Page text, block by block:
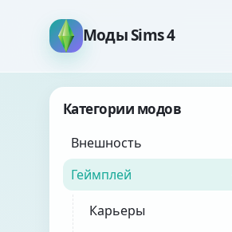
Моды Sims 4
Категории модов
Внешность
Геймплей
Карьеры